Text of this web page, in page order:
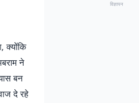
क्योंकि
ने
बन
दे रहे
विज्ञापन